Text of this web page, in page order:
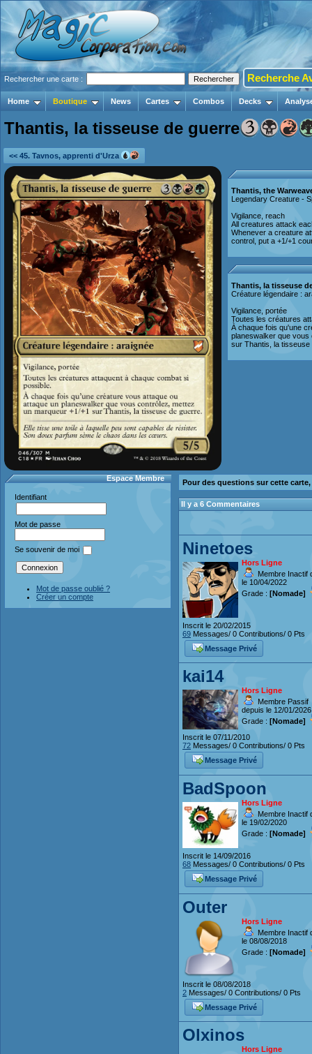
Rechercher une carte : Recherche
Home Boutique News Cartes Combos Decks
Thantis, la tisseuse de guerre
<< 45. Tavnos, apprenti d'Urza
Thantis, the
Legendary Creature -
Vigilance, reach
All creatures attack
Whenever a creature
control, put a +1/+1
Thantis, la tisseuse
Créature légendaire :
Vigilance, portée
Toutes les créatures
À chaque fois qu'une
planeswalker que vous
sur Thantis, la tisseuse
Espace Membre
Identifiant
Mot de passe
Se souvenir de moi
Mot de passe oublié ?
Créer un compte
Pour des questions sur cette
Il y a 6 Commentaires
Ninetoes
Hors Ligne
Membre Inactif
le 10/04/2022
Grade : [Nomade]
Inscrit le 20/02/2015
69 Messages/ 0 Contributions/ 0 Pts
Message Privé
kai14
Hors Ligne
Membre Passif
depuis le 12/01/2026
Grade : [Nomade]
Inscrit le 07/11/2010
72 Messages/ 0 Contributions/ 0 Pts
Message Privé
BadSpoon
Hors Ligne
Membre Inactif
le 19/02/2020
Grade : [Nomade]
Inscrit le 14/09/2016
68 Messages/ 0 Contributions/ 0 Pts
Message Privé
Outer
Hors Ligne
Membre Inactif
le 08/08/2018
Grade : [Nomade]
Inscrit le 08/08/2018
2 Messages/ 0 Contributions/ 0 Pts
Message Privé
Olxinos
Hors Ligne